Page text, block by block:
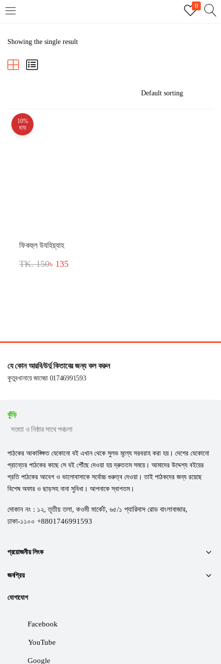
0
REGISTER
Showing the single result
10%
ছাড়
ফিকহুল উযহিয়্যাহ
TK. 150৳ 135
যে কোন আরবি/উর্দু কিতাবের জন্য কল করুন
কুতুবখানায়ে জামেয়া 01746991593
কুঁড়ি
সততা ও নিষ্ঠার সাথে পথচলা
পাঠকের আকাঙ্ক্ষিত যেকোনো বই এখান থেকে সুলভ মূল্যে সরবরাহ করা হয়। দেশের যেকোনো
প্রান্তের পাঠকের কাছে সে বই পৌঁছে দেওয়া হয় দ্রুততম সময়ে। আমাদের উদ্দেশ্য বইয়ের
প্রতি পাঠকের আবেগ ও ভালোবাসাকে সর্বোচ্চ গুরুত্ব দেওয়া। তাই পাঠকদের জন্য রয়েছে
বিশেষ অফার ও ছাড়সহ নানা সুবিধা। আপনাকে স্বাগতম।
দোকান নং : ১২, তৃতীয় তলা, কওমী মার্কেট, ৬৫/১ প্যারিদাস রোড বাংলাবাজার,
ঢাকা-১১০০ +8801746991593
প্রয়োজনীয় লিংক
জনপ্রিয়
যোগাযোগ
Facebook
YouTube
Google